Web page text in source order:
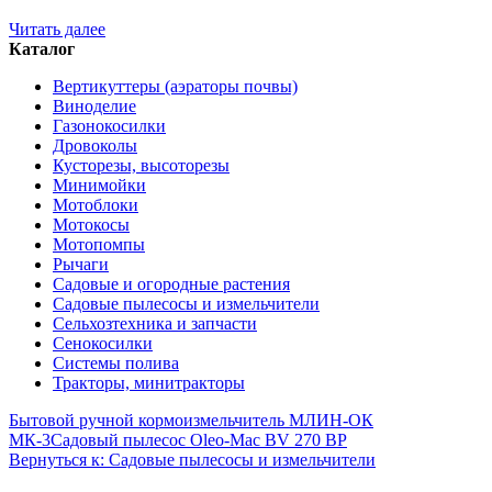
Читать далее
Каталог
Вертикуттеры (аэраторы почвы)
Виноделие
Газонокосилки
Дровоколы
Кусторезы, высоторезы
Минимойки
Мотоблоки
Мотокосы
Мотопомпы
Рычаги
Садовые и огородные растения
Садовые пылесосы и измельчители
Сельхозтехника и запчасти
Сенокосилки
Системы полива
Тракторы, минитракторы
Бытовой ручной кормоизмельчитель МЛИН-ОК
МК-3Садовый пылесос Oleo-Mac BV 270 BP
Вернуться к: Садовые пылесосы и измельчители